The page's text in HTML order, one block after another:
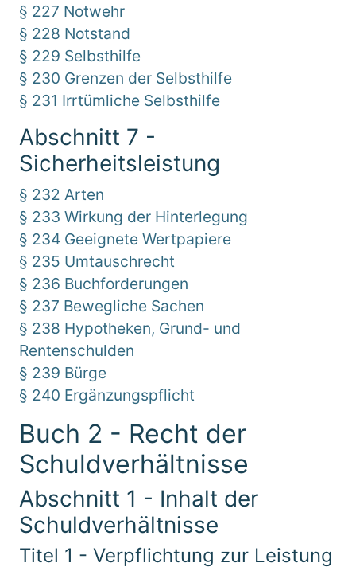
§ 227 Notwehr
§ 228 Notstand
§ 229 Selbsthilfe
§ 230 Grenzen der Selbsthilfe
§ 231 Irrtümliche Selbsthilfe
Abschnitt 7 -
Sicherheitsleistung
§ 232 Arten
§ 233 Wirkung der Hinterlegung
§ 234 Geeignete Wertpapiere
§ 235 Umtauschrecht
§ 236 Buchforderungen
§ 237 Bewegliche Sachen
§ 238 Hypotheken, Grund- und
Rentenschulden
§ 239 Bürge
§ 240 Ergänzungspflicht
Buch 2 - Recht der
Schuldverhältnisse
Abschnitt 1 - Inhalt der
Schuldverhältnisse
Titel 1 - Verpflichtung zur Leistung